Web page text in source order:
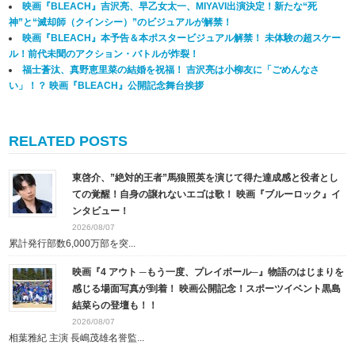
映画『BLEACH』吉沢亮、早乙女太一、MIYAVI出演決定！新たな“死
神”と“滅却師（クインシー）”のビジュアルが解禁！
映画『BLEACH』本予告＆本ポスタービジュアル解禁！ ​未体験の超スケー
ル！前代未聞のアクション・バトルが炸裂！
福士蒼汰、真野恵里菜の結婚を祝福！ 吉沢亮は小柳友に「ごめんなさ
い」！？ 映画『BLEACH』公開記念舞台挨拶
RELATED POSTS
東啓介、”絶対的王者”馬狼照英を演じて得た達成感と役者とし
ての覚醒！自身の譲れないエゴは歌！ 映画『ブルーロック』イ
ンタビュー！
2026/08/07
累計発行部数6,000万部を突...
映画『4 アウト ─もう一度、プレイボール─』物語のはじまりを
感じる場面写真が到着！ 映画公開記念！スポーツイベント黒島
結菜らの登壇も！！
2026/08/07
相葉雅紀 主演 長嶋茂雄名誉監...